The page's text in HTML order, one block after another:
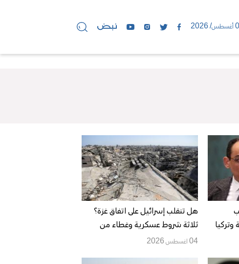
هل تنقلب إسرائيل على اتفاق غزة؟
ثلاثة شروط عسكرية وغطاء من
“مجلس السلام” لتأجيل الانسحاب
04 اغسطس 2026